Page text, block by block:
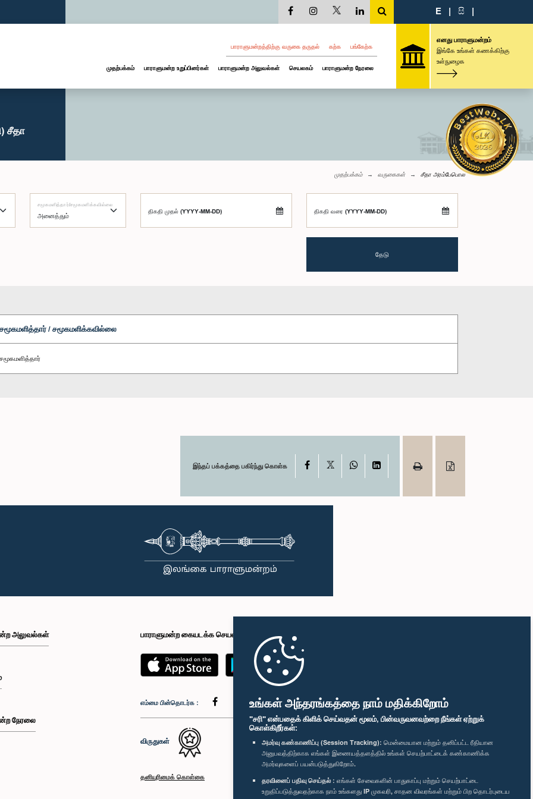
உங்கள் அந்தரங்கத்தை நாம் மதிக்கிறோம்
"சரி" என்பதைக் கிளிக் செய்வதன் மூலம், பின்வருவனவற்றை நீங்கள் ஏற்றுக்
கொள்கிறீர்கள்:
அமர்வு கண்காணிப்பு (Session Tracking): மென்மையான மற்றும் தனிப்பட்ட ரீதியான
அனுபவத்திற்காக எங்கள் இணையத்தளத்தில் உங்கள் செயற்பாட்டைக் கண்காணிக்க
அமர்வுகளைப் பயன்படுத்துகிறோம்.
தரவினைப் பதிவு செய்தல் : எங்கள் சேவைகளின் பாதுகாப்பு மற்றும் செயற்பாட்டை
உறுதிப்படுத்துவதற்காக நாம் உங்களது IP முகவரி, சாதன விவரங்கள் மற்றும் பிற தொடர்புடைய
E | සි |
பாராளுமன்றத்திற்கு வருகை தருதல் கற்க பங்கேற்க
முதற்பக்கம் பாராளுமன்ற உறுப்பினர்கள் பாராளுமன்ற அலுவல்கள் செயலகம் பாராளுமன்ற நேரலை
எனது பாராளுமன்றம்
இங்கே உங்கள் கணக்கிற்கு
உள்நுழைக
சீதா
முதற்பக்கம் வருகைகள் சீதா அரம்பேபொல
சமூகமளித்தார்/சமூகமளிக்கவில்லை
திகதி முதல் (YYYY-MM-DD) திகதி வரை (YYYY-MM-DD)
தேடு
சமூகமளித்தார் / சமூகமளிக்கவில்லை
சமூகமளித்தார்
இந்தப் பக்கத்தை பகிர்ந்து கொள்க Facebook WhatsAppLinkedIn
அலுவல்கள்
நேரலை
பாராளுமன்ற கையடக்க செயலி
எம்மை பின்தொடர்க :
விருதுகள்
தனியுரிமைக் கொள்கை